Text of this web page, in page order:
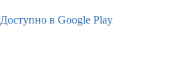
Доступно в Google Play